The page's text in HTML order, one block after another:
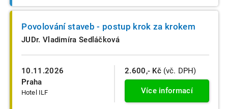
10.11.2026
Praha
Hotel ILF
Povolování staveb - postup krok za krokem
JUDr. Vladimíra Sedláčková
2.600,- Kč (vč. DPH)
Více informací